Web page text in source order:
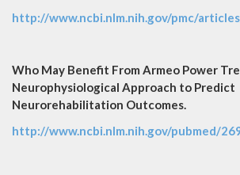
http://www.ncbi.nlm.nih.gov/pmc/
Who May Benefit From Armeo Power
Neurophysiological Approach to Predict
Neurorehabilitation Outcomes.
http://www.ncbi.nlm.nih.gov/pubmed/